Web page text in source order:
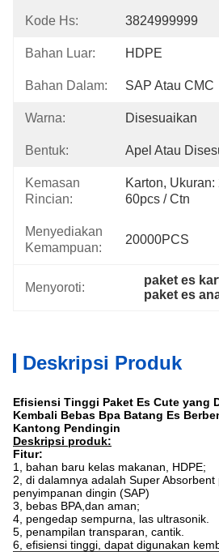
Kode Hs: 3824999999
Bahan Luar: HDPE
Bahan Dalam: SAP Atau CMC
Warna: Disesuaikan
Bentuk: Apel Atau
Kemasan
Rincian:
Karton, Ukuran:
60pcs / Ctn
Menyediakan
Kemampuan:
20000PCS
Menyoroti:
paket es
paket es
Deskripsi Produk
Efisiensi Tinggi Paket Es Cute yang
Kembali Bebas Bpa Batang Es
Kantong Pendingin
Deskripsi produk:
Fitur:
1, bahan baru kelas makanan, HDPE;
2, di dalamnya adalah Super Absorbent
penyimpanan dingin (SAP)
3, bebas BPA,dan aman;
4, pengedap sempurna, las ultrasonik.
5, penampilan transparan, cantik.
6, efisiensi tinggi, dapat digunakan